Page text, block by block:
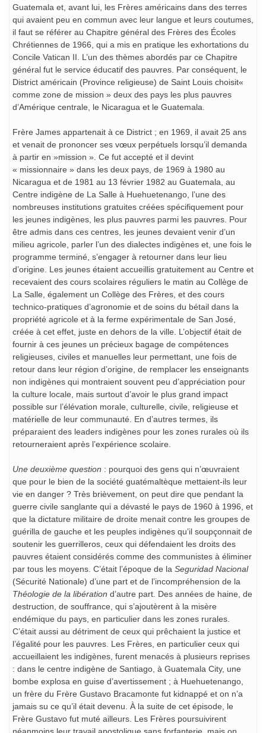
Guatemala et, avant lui, les Frères américains dans des terres
qui avaient peu en commun avec leur langue et leurs coutumes,
il faut se référer au Chapitre général des Frères des Écoles
Chrétiennes de 1966, qui a mis en pratique les exhortations du
Concile Vatican II. L’un des thèmes abordés par ce Chapitre
général fut le service éducatif des pauvres. Par conséquent, le
District américain (Province religieuse) de Saint Louis choisit«
comme zone de mission » deux des pays les plus pauvres
d’Amérique centrale, le Nicaragua et le Guatemala.
Frère James appartenait à ce District ; en 1969, il avait 25 ans
et venait de prononcer ses vœux perpétuels lorsqu’il demanda
à partir en »mission ». Ce fut accepté et il devint
« missionnaire » dans les deux pays, de 1969 à 1980 au
Nicaragua et de 1981 au 13 février 1982 au Guatemala, au
Centre indigène de La Salle à Huehuetenango, l’une des
nombreuses institutions gratuites créées spécifiquement pour
les jeunes indigènes, les plus pauvres parmi les pauvres. Pour
être admis dans ces centres, les jeunes devaient venir d’un
milieu agricole, parler l’un des dialectes indigènes et, une fois le
programme terminé, s’engager à retourner dans leur lieu
d’origine. Les jeunes étaient accueillis gratuitement au Centre et
recevaient des cours scolaires réguliers le matin au Collège de
La Salle, également un Collège des Frères, et des cours
technico-pratiques d’agronomie et de soins du bétail dans la
propriété agricole et à la ferme expérimentale de San José,
créée à cet effet, juste en dehors de la ville. L’objectif était de
fournir à ces jeunes un précieux bagage de compétences
religieuses, civiles et manuelles leur permettant, une fois de
retour dans leur région d’origine, de remplacer les enseignants
non indigènes qui montraient souvent peu d’appréciation pour
la culture locale, mais surtout d’avoir le plus grand impact
possible sur l’élévation morale, culturelle, civile, religieuse et
matérielle de leur communauté. En d’autres termes, ils
préparaient des leaders indigènes pour les zones rurales où ils
retourneraient après l’expérience scolaire.
Une deuxième question : pourquoi des gens qui n’œuvraient
que pour le bien de la société guatémaltèque mettaient-ils leur
vie en danger ? Très brièvement, on peut dire que pendant la
guerre civile sanglante qui a dévasté le pays de 1960 à 1996, et
que la dictature militaire de droite menait contre les groupes de
guérilla de gauche et les peuples indigènes qu’il soupçonnait de
soutenir les guerrilleros, ceux qui défendaient les droits des
pauvres étaient considérés comme des communistes à éliminer
par tous les moyens. C’était l’époque de la Seguridad Nacional
(Sécurité Nationale) d’une part et de l’incompréhension de la
Théologie de la libération d’autre part. Des années de haine, de
destruction, de souffrance, qui s’ajoutèrent à la misère
endémique du pays, en particulier dans les zones rurales.
C’était aussi au détriment de ceux qui prêchaient la justice et
l’égalité pour les pauvres. Les Frères, en particulier ceux qui
accueillaient les indigènes, furent menacés à plusieurs reprises
: dans le centre indigène de Santiago, à Guatemala City, une
bombe explosa en guise d’avertissement ; à Huehuetenango,
un frère du Frère Gustavo Bracamonte fut kidnappé et on n’a
jamais su ce qu’il était devenu. À la suite de cet épisode, le
Frère Gustavo fut muté ailleurs. Les Frères poursuivirent
néanmoins leur travail apostolique sans forfanterie, mais on